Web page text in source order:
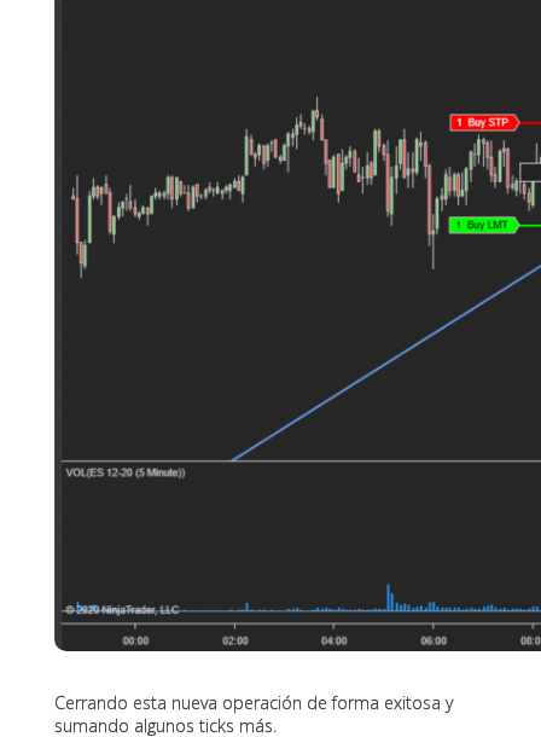
Cerrando esta nueva operación de forma exitosa y
sumando algunos ticks más.